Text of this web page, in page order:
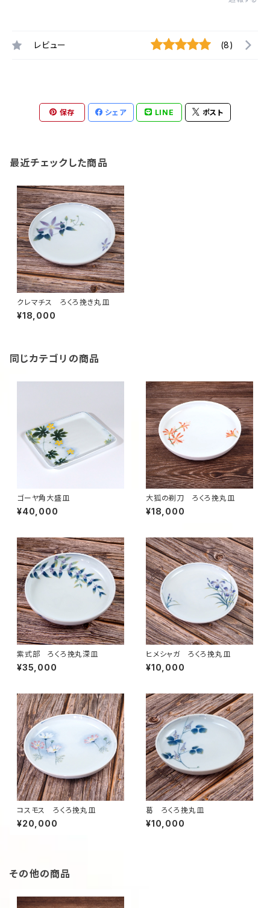
レビュー (8)
保存 シェア LINE ポスト
最近チェックした商品
クレマチス ろくろ挽き丸皿
¥18,000
同じカテゴリの商品
ゴーヤ角大盛皿
¥40,000
大狐の剃刀 ろくろ挽丸皿
¥18,000
紫式部 ろくろ挽丸深皿
¥35,000
ヒメシャガ ろくろ挽丸皿
¥10,000
コスモス ろくろ挽丸皿
¥20,000
葛 ろくろ挽丸皿
¥10,000
その他の商品